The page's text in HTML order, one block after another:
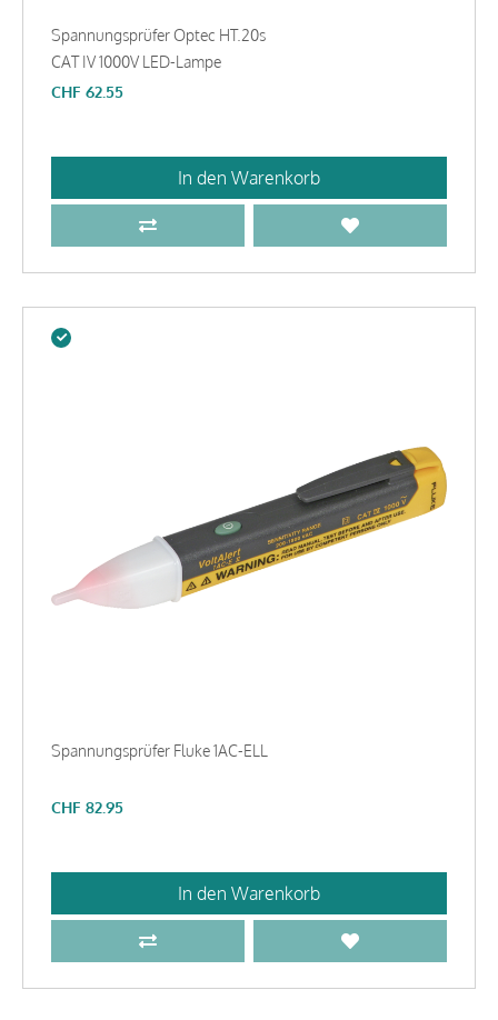
Spannungsprüfer Optec HT.20s
CAT IV 1000V LED-Lampe
CHF 62.55
In den Warenkorb
Spannungsprüfer Fluke 1AC-ELL
CHF 82.95
In den Warenkorb